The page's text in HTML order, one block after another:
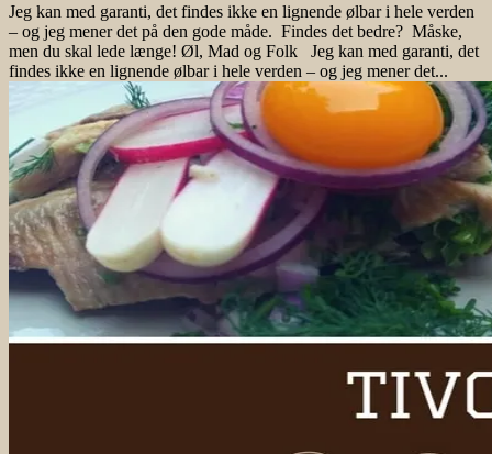
Jeg kan med garanti, det findes ikke en lignende ølbar i hele verden
– og jeg mener det på den gode måde. Findes det bedre? Måske,
men du skal lede længe! Øl, Mad og Folk Jeg kan med garanti, det
findes ikke en lignende ølbar i hele verden – og jeg mener det...